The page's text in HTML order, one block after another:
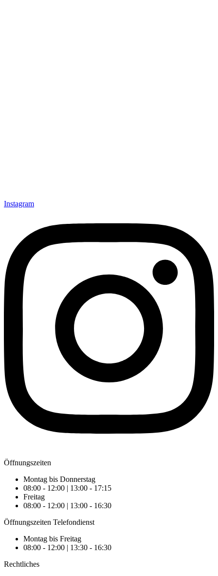
Instagram
Öffnungszeiten
Montag bis Donnerstag
08:00 - 12:00 | 13:00 - 17:15
Freitag
08:00 - 12:00 | 13:00 - 16:30
Öffnungszeiten Telefondienst
Montag bis Freitag
08:00 - 12:00 | 13:30 - 16:30
Rechtliches